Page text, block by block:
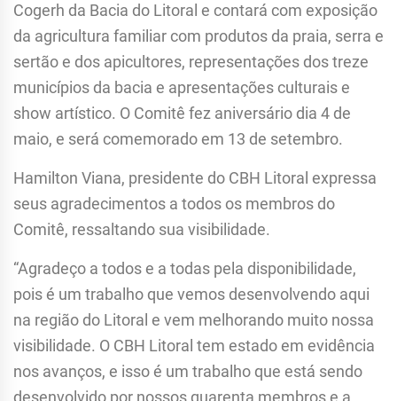
Cogerh da Bacia do Litoral e contará com exposição
da agricultura familiar com produtos da praia, serra e
sertão e dos apicultores, representações dos treze
municípios da bacia e apresentações culturais e
show artístico. O Comitê fez aniversário dia 4 de
maio, e será comemorado em 13 de setembro.
Hamilton Viana, presidente do CBH Litoral expressa
seus agradecimentos a todos os membros do
Comitê, ressaltando sua visibilidade.
“Agradeço a todos e a todas pela disponibilidade,
pois é um trabalho que vemos desenvolvendo aqui
na região do Litoral e vem melhorando muito nossa
visibilidade. O CBH Litoral tem estado em evidência
nos avanços, e isso é um trabalho que está sendo
desenvolvido por nossos quarenta membros e a